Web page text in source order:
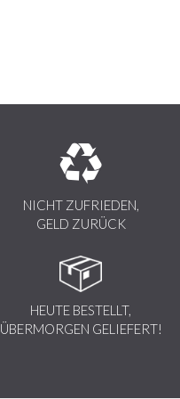
NICHT ZUFRIEDEN,
GELD ZURÜCK
HEUTE BESTELLT,
ÜBERMORGEN GELIEFERT!